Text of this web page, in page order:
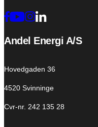
Andel Energi A/S
Hovedgaden 36
4520 Svinninge
Cvr-nr. 242 135 28